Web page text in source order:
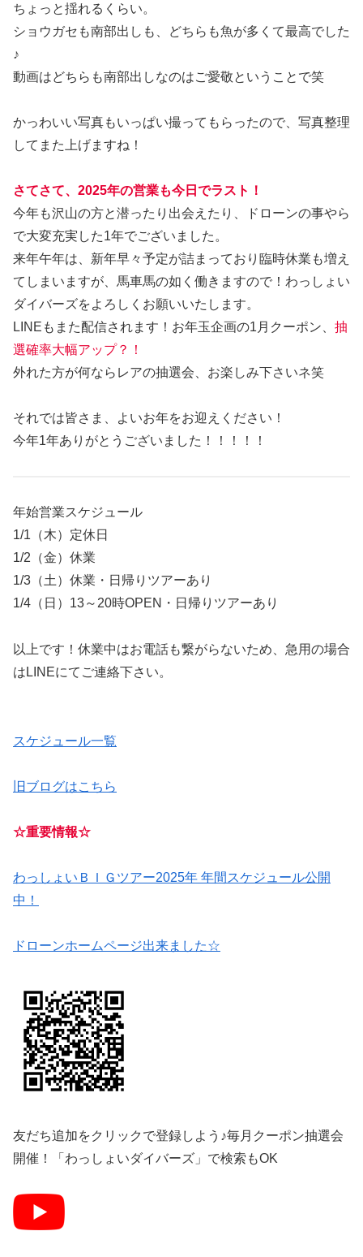
ちょっと揺れるくらい。
ショウガセも南部出しも、どちらも魚が多くて最高でした
♪
動画はどちらも南部出しなのはご愛敬ということで笑
かっわいい写真もいっぱい撮ってもらったので、写真整理
してまた上げますね！
さてさて、2025年の営業も今日でラスト！
今年も沢山の方と潜ったり出会えたり、ドローンの事やら
で大変充実した1年でございました。
来年午年は、新年早々予定が詰まっており臨時休業も増え
てしまいますが、馬車馬の如く働きますので！わっしょい
ダイバーズをよろしくお願いいたします。
LINEもまた配信されます！お年玉企画の1月クーポン、 抽
選確率大幅アップ？！
外れた方が何ならレアの抽選会、お楽しみ下さいネ笑
それでは皆さま、よいお年をお迎えください！
今年1年ありがとうございました！！！！！
年始営業スケジュール
1/1（木）定休日
1/2（金）休業
1/3（土）休業・日帰りツアーあり
1/4（日）13～20時OPEN・日帰りツアーあり
以上です！休業中はお電話も繋がらないため、急用の場合
はLINEにてご連絡下さい。
スケジュール一覧
旧ブログはこちら
☆重要情報☆
わっしょいＢＩＧツアー2025年 年間スケジュール公開
中！
ドローンホームページ出来ました☆
友だち追加をクリックで登録しよう♪毎月クーポン抽選会
開催！「わっしょいダイバーズ」で検索もOK